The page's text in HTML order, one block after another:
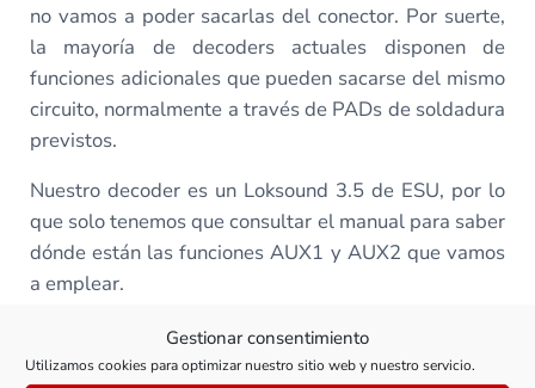
Gestionar consentimiento
Utilizamos cookies para optimizar nuestro sitio web y nuestro servicio.
no vamos a poder sacarlas del conector. Por suerte,
la mayoría de decoders actuales disponen de
funciones adicionales que pueden sacarse del mismo
circuito, normalmente a través de PADs de soldadura
previstos.
Nuestro decoder es un Loksound 3.5 de ESU, por lo
que solo tenemos que consultar el manual para saber
dónde están las funciones AUX1 y AUX2 que vamos
a emplear.
En el vídeo te muestro cómo realizar esta instalación.
Ten en cuenta que tenemos que realizar algunas